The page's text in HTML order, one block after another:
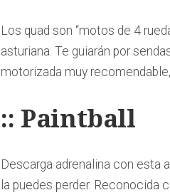
Los quad son “motos de 4
asturiana. Te guiarán por
motorizada muy
:: Paintball
Descarga adrenalina con esta
la puedes perder. Reconocida